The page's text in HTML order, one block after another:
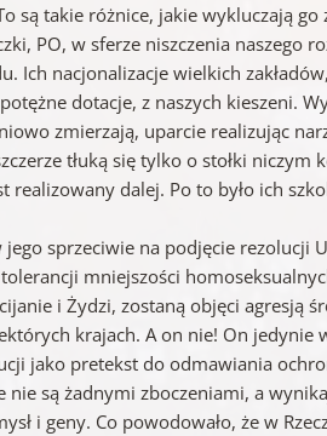
są takie różnice, jakie wykluczają
PO, w sferze niszczenia naszego
Ich nacjonalizacje wielkich
dotacje, z naszych kieszeni.
zmierzają, uparcie realizując
tłuką się tylko o stołki niczym
realizowany dalej. Po to było ich
sprzeciwie na podjęcie rezolucji
mniejszości
i Żydzi, zostaną objęci agresją
krajach. A on nie! On jedynie
jako pretekst do odmawiania
są żadnymi zboczeniami, a
i geny. Co powodowało, że w